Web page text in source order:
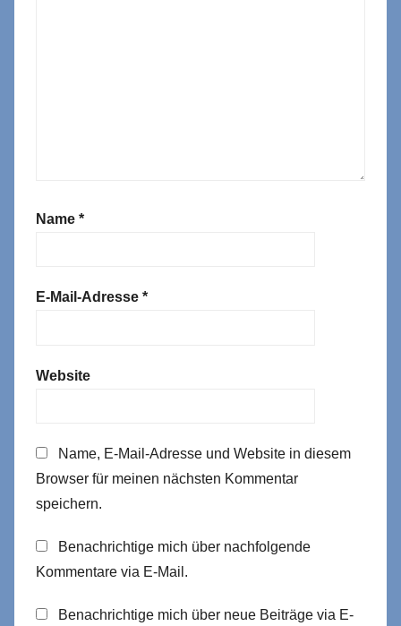
Name *
E-Mail-Adresse *
Website
Name, E-Mail-Adresse und Website in diesem
Browser für meinen nächsten Kommentar
speichern.
Benachrichtige mich über nachfolgende
Kommentare via E-Mail.
Benachrichtige mich über neue Beiträge via E-